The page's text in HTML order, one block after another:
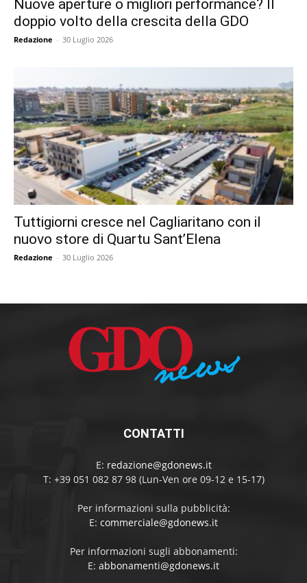
Nuove aperture o migliori performance? Il
doppio volto della crescita della GDO
Redazione - 30 Luglio 2026
Tuttigiorni cresce nel Cagliaritano con il
nuovo store di Quartu Sant’Elena
Redazione - 30 Luglio 2026
CONTATTI
E: redazione@gdonews.it
T: +39 051 082 87 98 (Lun-Ven ore 09-12 e 15-17)
Per informazioni sulla pubblicità:
E: commerciale@gdonews.it
Per informazioni sugli abbonamenti:
E: abbonamenti@gdonews.it